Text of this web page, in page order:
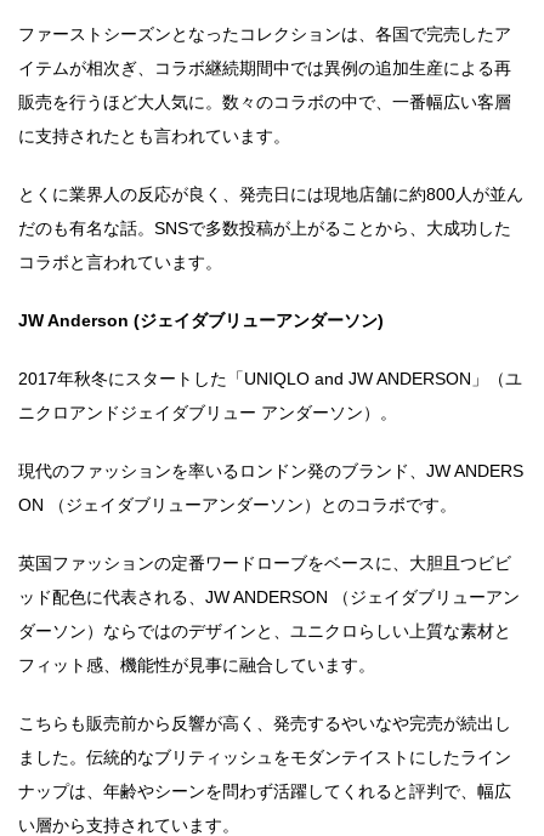
ファーストシーズンとなったコレクションは、各国で完売したア
イテムが相次ぎ、コラボ継続期間中では異例の追加生産による再
販売を行うほど大人気に。数々のコラボの中で、一番幅広い客層
に支持されたとも言われています。
とくに業界人の反応が良く、発売日には現地店舗に約800人が並ん
だのも有名な話。SNSで多数投稿が上がることから、大成功した
コラボと言われています。
JW Anderson (ジェイダブリューアンダーソン)
2017年秋冬にスタートした「UNIQLO and JW ANDERSON」（ユ
ニクロアンドジェイダブリュー アンダーソン）。
現代のファッションを率いるロンドン発のブランド、JW ANDERS
ON （ジェイダブリューアンダーソン）とのコラボです。
英国ファッションの定番ワードローブをベースに、大胆且つビビ
ッド配色に代表される、JW ANDERSON （ジェイダブリューアン
ダーソン）ならではのデザインと、ユニクロらしい上質な素材と
フィット感、機能性が見事に融合しています。
こちらも販売前から反響が高く、発売するやいなや完売が続出し
ました。伝統的なブリティッシュをモダンテイストにしたライン
ナップは、年齢やシーンを問わず活躍してくれると評判で、幅広
い層から支持されています。